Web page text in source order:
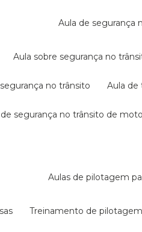
aula de segurança
aula sobre segurança no
segurança no trânsito aula
de segurança no trânsito de moto
aulas de pilotagem
treinamento de